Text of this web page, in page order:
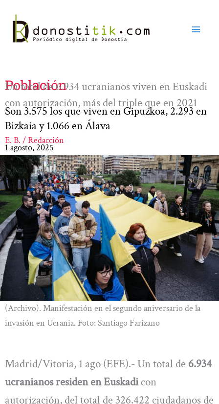
contenido
Población
Un total de 6.934 ucranianos viven en Euskadi
con autorización, más del triple que en 2021
Son 3.575 los que viven en Gipuzkoa, 2.293 en
Bizkaia y 1.066 en Álava
E. B. / Redacción
1 agosto, 2025
(Archivo). Manifestación en el segundo aniversario de la
invasión en Ucrania. Foto: Santiago Farizano
Madrid/Vitoria, 1 ago (EFE).- Un total de 6.934
ucranianos residen en Euskadicon
autorización, del total de 326.422 ciudadanos de